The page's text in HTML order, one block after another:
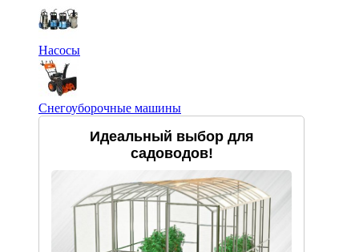
Насосы
Снегоуборочные машины
Идеальный выбор для
садоводов!